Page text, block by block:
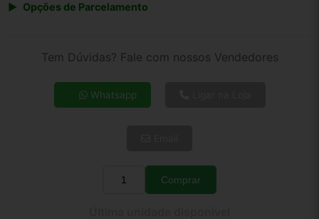
Opções de Parcelamento
4x de R$ 36,03
5x de R$ 29,20
Tem Dúvidas? Fale com nossos Vendedores
Whatsapp
Quantidade
Comprar